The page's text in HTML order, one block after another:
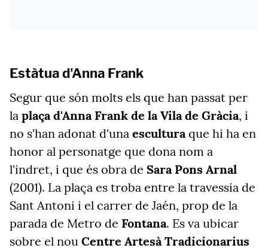
Estàtua d'Anna Frank
Segur que són molts els que han passat per
la plaça d'Anna Frank de la Vila de Gràcia, i
no s'han adonat d'una esculturaque hi ha en
honor al personatge que dona nom a
l'indret, i que és obra de Sara Pons Arnal
(2001). La plaça es troba entre la travessia de
Sant Antoni i el carrer de Jaén, prop de la
parada de Metro de Fontana. Es va ubicar
sobre el nou Centre Artesà Tradicionarius